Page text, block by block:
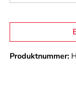
Produktnummer: